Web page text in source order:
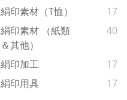
絹印素材（T恤）
17
絹印素材 （紙類
＆其他）
40
絹印加工
17
絹印用具
17